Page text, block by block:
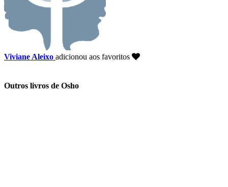
Viviane Aleixo adicionou aos favoritos
Outros livros de Osho